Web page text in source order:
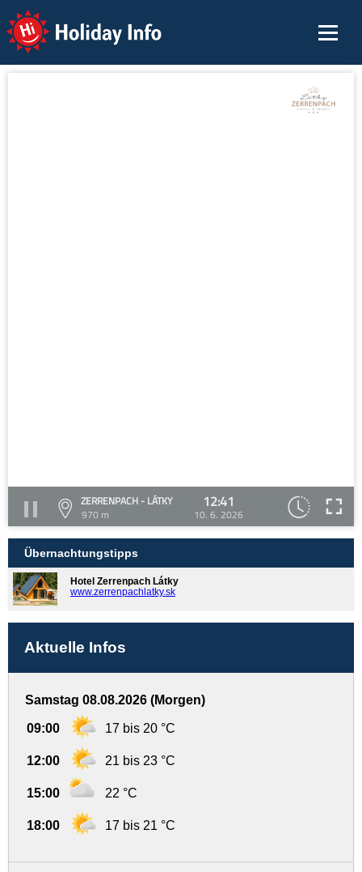
Holiday Info
ZERRENPACH - LÁTKY
970 m
12:41
10. 6. 2026
Übernachtungstipps
Hotel Zerrenpach Látky
www.zerrenpachlatky.sk
Aktuelle Infos
Samstag 08.08.2026 (Morgen)
09:00 17 bis 20 °C
12:00 21 bis 23 °C
15:00 22 °C
18:00 17 bis 21 °C